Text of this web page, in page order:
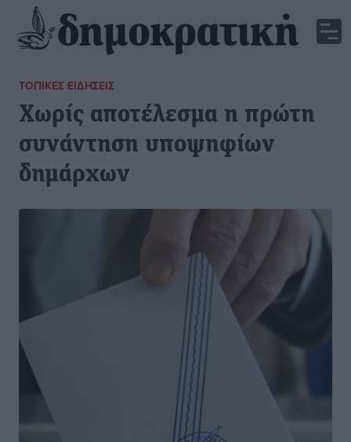
ΤΟΠΙΚΈΣ ΕΙΔΉΣΕΙΣ
Χωρίς αποτέλεσμα η πρώτη
συνάντηση υποψηφίων
δημάρχων